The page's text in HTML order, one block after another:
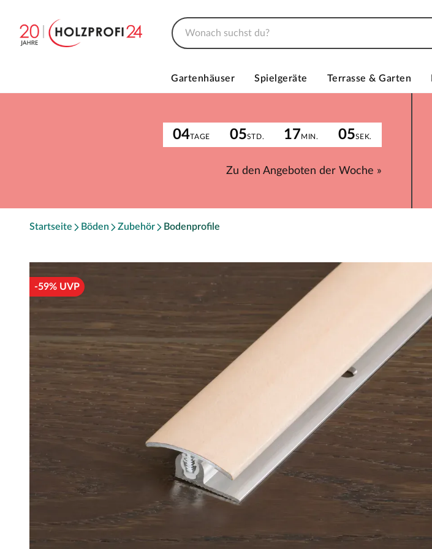
Gartenhäuser Spielgeräte Terrasse & Garten
04TAGE 05STD. 17MIN. 05SEK.
Zu den Angeboten der Woche »
Startseite Böden Zubehör Bodenprofile
-59% UVP